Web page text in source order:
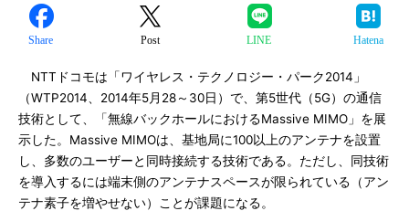
Share Post LINE Hatena
NTTドコモは「ワイヤレス・テクノロジー・パーク2014」
（WTP2014、2014年5月28～30日）で、第5世代（5G）の通信
技術として、「無線バックホールにおけるMassive MIMO」を展
示した。Massive MIMOは、基地局に100以上のアンテナを設置
し、多数のユーザーと同時接続する技術である。ただし、同技術
を導入するには端末側のアンテナスペースが限られている（アン
テナ素子を増やせない）ことが課題になる。